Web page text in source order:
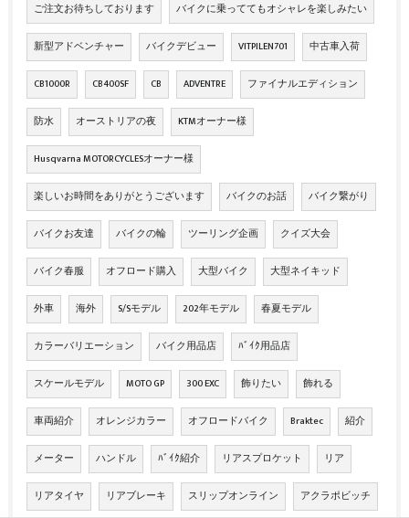
ご注文お待ちしております バイクに乗っててもオシャレを楽しみたい
新型アドベンチャー バイクデビュー VITPILEN701 中古車入荷
CB1000R CB400SF CB ADVENTRE ファイナルエディション
防水 オーストリアの夜 KTMオーナー様
Husqvarna MOTORCYCLESオーナー様
楽しいお時間をありがとうございます バイクのお話 バイク繋がり
バイクお友達 バイクの輪 ツーリング企画 クイズ大会
バイク春服 オフロード購入 大型バイク 大型ネイキッド
外車 海外 S/Sモデル 202年モデル 春夏モデル
カラーバリエーション バイク用品店 ﾊﾞｲｸ用品店
スケールモデル MOTO GP 300 EXC 飾りたい 飾れる
車両紹介 オレンジカラー オフロードバイク Braktec 紹介
メーター ハンドル ﾊﾞｲｸ紹介 リアスプロケット リア
リアタイヤ リアブレーキ スリップオンライン アクラポビッチ